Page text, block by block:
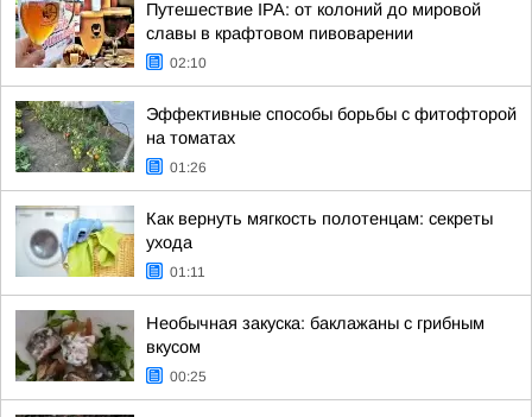
Путешествие IPA: от колоний до мировой
славы в крафтовом пивоварении
02:10
Эффективные способы борьбы с фитофторой
на томатах
01:26
Как вернуть мягкость полотенцам: секреты
ухода
01:11
Необычная закуска: баклажаны с грибным
вкусом
00:25